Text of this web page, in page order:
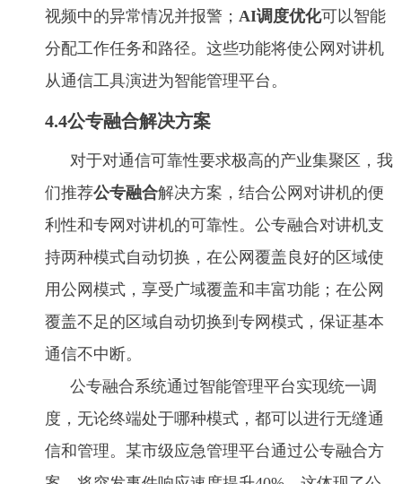
视频中的异常情况并报警； AI调度优化可以智能
分配工作任务和路径。这些功能将使公网对讲机
从通信工具演进为智能管理平台。
4.4公专融合解决方案
对于对通信可靠性要求极高的产业集聚区，我
们推荐公专融合解决方案，结合公网对讲机的便
利性和专网对讲机的可靠性。公专融合对讲机支
持两种模式自动切换，在公网覆盖良好的区域使
用公网模式，享受广域覆盖和丰富功能；在公网
覆盖不足的区域自动切换到专网模式，保证基本
通信不中断。
公专融合系统通过智能管理平台实现统一调
度，无论终端处于哪种模式，都可以进行无缝通
信和管理。某市级应急管理平台通过公专融合方